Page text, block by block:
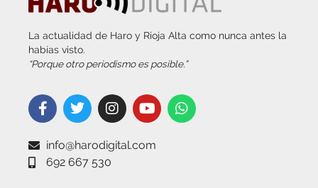
La actualidad de Haro y Rioja Alta como nunca antes la
habías visto.
“Porque otro periodismo es posible.”
info@harodigital.com
692 667 530